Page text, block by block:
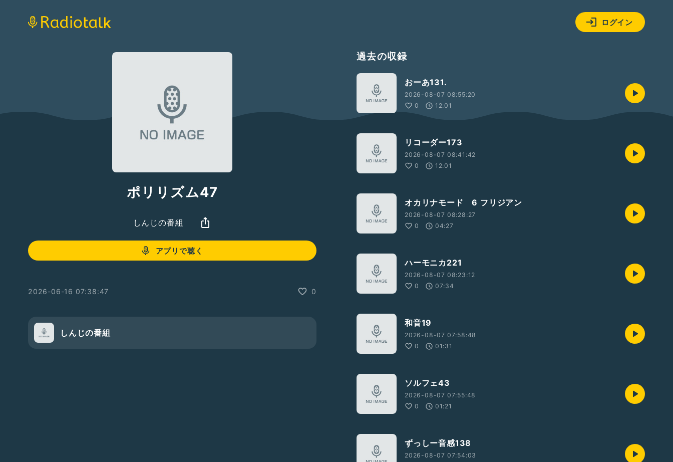
ログイン
ポリリズム47
しんじの番組
アプリで聴く
2026-06-16 07:38:47 0
しんじの番組
過去の収録
おーあ131.
2026-08-07 08:55:20
0
12:01
リコーダー173
2026-08-07 08:41:42
0
12:01
オカリナモード 6 フリジアン
2026-08-07 08:28:27
0
04:27
ハーモニカ221
2026-08-07 08:23:12
0
07:34
和音19
2026-08-07 07:58:48
0
01:31
ソルフェ43
2026-08-07 07:55:48
0
01:21
ずっしー音感138
2026-08-07 07:54:03